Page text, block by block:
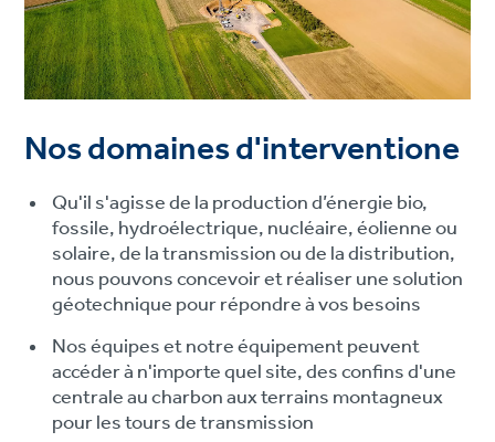
Nos domaines d'interventione
Qu'il s'agisse de la production d’énergie bio,
fossile, hydroélectrique, nucléaire, éolienne ou
solaire, de la transmission ou de la distribution,
nous pouvons concevoir et réaliser une solution
géotechnique pour répondre à vos besoins
Nos équipes et notre équipement peuvent
accéder à n'importe quel site, des confins d'une
centrale au charbon aux terrains montagneux
pour les tours de transmission